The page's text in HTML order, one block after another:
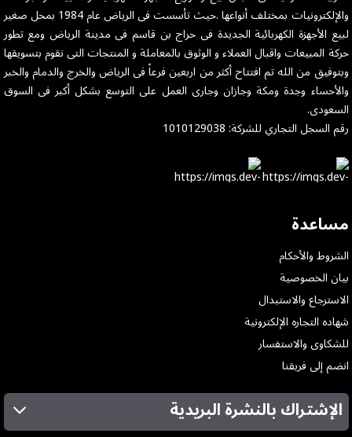
والإلكترونيات بمختلف أنواعها .حيث تأسست فى الرياض عام 1984 بمحل صغير
لبيع الأجهزة الكهربائية الجديدة فى حراج بن قاسم فى مدينة الرياض ومع تطور
حركة المبيعات واقبال العملاء و الوثوق بالمعاملة و المنتجات التى نقوم بتسويقها
وبتوفيق من الله تم افتتاح أكثر من اربعين فرعاً فى الرياض والخرج والدمام والخبر
والأحساء وجدة ومكة وجازان وجارى العمل على التوسع بشكل أكبر فى السوق
السعودى.
رقم السجل التجاري للشركة: 1010129038
مساعدة
الشروط والأحكام
بيان الخصوصية
الاسترجاع والاستبدال
شهاده التجاره الإلكترونية
للشكاوى والاستفسار
انضم إلى فريقنا
الإشتراك بالنشرة البريدية